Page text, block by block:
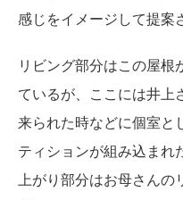
感じをイメージして提案
リビング部分はこの屋根
ているが、ここには井上
来られた時などに個室と
ティションが組み込まれ
上がり部分はお母さん